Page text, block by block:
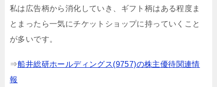
私は広告柄から消化していき、ギフト柄はある程度ま
とまったら一気にチケットショップに持っていくこと
が多いです。
⇒船井総研ホールディングス(9757)の株主優待関連情
報